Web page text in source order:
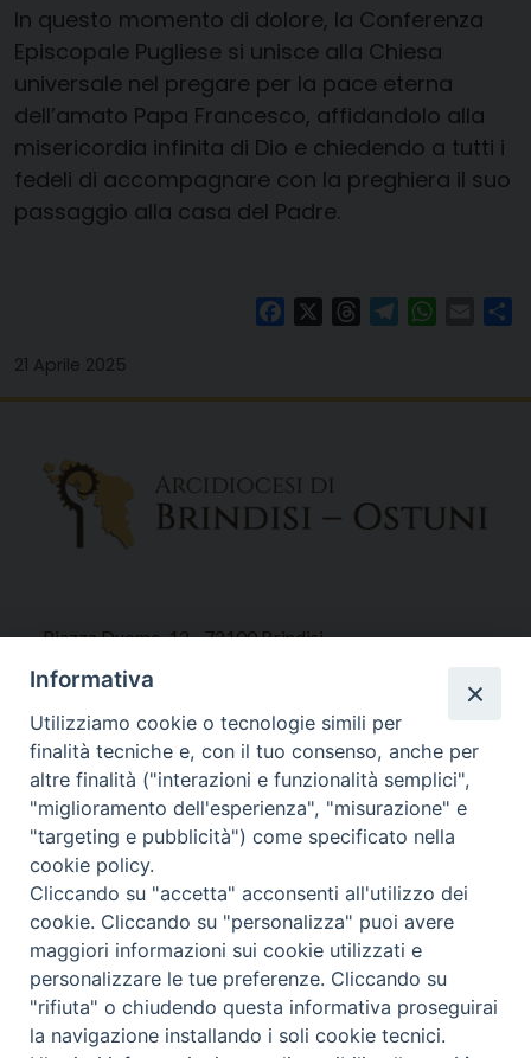
In questo momento di dolore, la Conferenza
Episcopale Pugliese si unisce alla Chiesa
universale nel pregare per la pace eterna
dell’amato Papa Francesco, affidandolo alla
misericordia infinita di Dio e chiedendo a tutti i
fedeli di accompagnare con la preghiera il suo
passaggio alla casa del Padre.
FacebookThreadsTelegram Email
21 Aprile 2025
Piazza Duomo, 12 - 72100 Brindisi
Tel 0831.521958
Fax 0831.528315
Orari Curia
Mar. / Mer. / Giov. ore 9 - 13
nei mesi estivi solo Martedì ore 9 - 13
WebMail
Copyright © Arcidiocesi di Brindisi – Ostuni
Informativa
Utilizziamo cookie o tecnologie simili per
finalità tecniche e, con il tuo consenso, anche per
altre finalità ("interazioni e funzionalità semplici",
"miglioramento dell'esperienza", "misurazione" e
"targeting e pubblicità") come specificato nella
cookie policy.
Cliccando su "accetta" acconsenti all'utilizzo dei
cookie. Cliccando su "personalizza" puoi avere
maggiori informazioni sui cookie utilizzati e
personalizzare le tue preferenze. Cliccando su
"rifiuta" o chiudendo questa informativa proseguirai
la navigazione installando i soli cookie tecnici.